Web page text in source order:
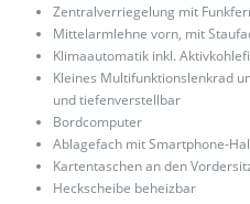
Zentralverriegelung mit
Mittelarmlehne vorn, mit
Klimaautomatik inkl.
Kleines Multifunktionslenkrad
und tiefenverstellbar
Bordcomputer
Ablagefach mit Smartphone-
Kartentaschen an den
Heckscheibe beheizbar